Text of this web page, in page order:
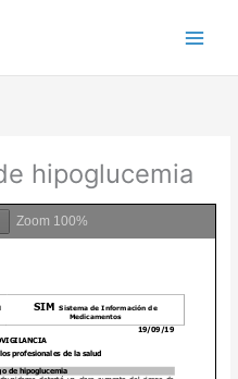
hipoglucemia
Zoom 100%